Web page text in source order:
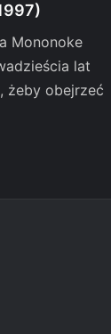
Mononoke
lat
żeby obejrzeć